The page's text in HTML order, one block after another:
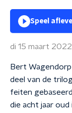
Speel
di 15 maart 2022
Bert
deel van de
feiten
die acht jaar